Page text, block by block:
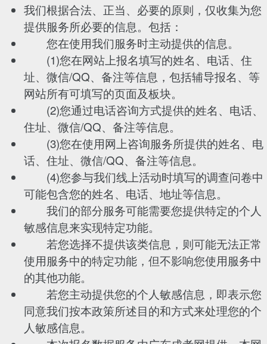
我们根据合法、正当、必要的原则，仅收集为您
提供服务所必要的信息。包括：
您在使用我们服务时主动提供的信息。
(1)您在网站上报名填写的姓名、电话、住
址、微信/QQ、备注等信息，包括辅导报名、等
网站所有可填写的页面及板块。
(2)您通过电话咨询方式提供的姓名、电话、
住址、微信/QQ、备注等信息。
(3)您在使用网上咨询服务所提供的姓名、电
话、住址、微信/QQ、备注等信息。
(4)您参与我们线上活动时填写的调查问卷中
可能包含您的姓名、电话、地址等信息。
我们的部分服务可能需要您提供特定的个人
敏感信息来实现特定功能。
若您选择不提供该类信息，则可能无法正常
使用服务中的特定功能，但不影响您使用服务中
的其他功能。
若您主动提供您的个人敏感信息，即表示您
同意我们按本政策所述目的和方式来处理您的个
人敏感信息。